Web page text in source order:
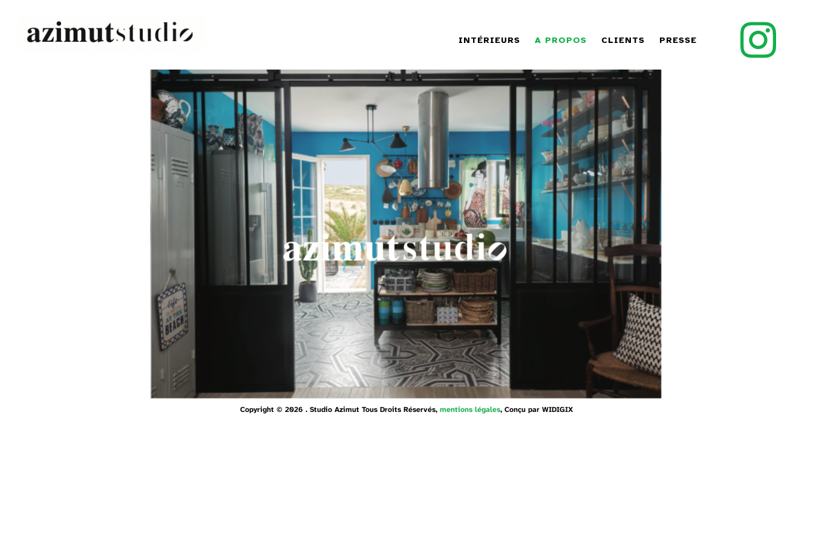
INTÉRIEURS A PROPOS CLIENTS PRESSE
Copyright © 2026 . Studio Azimut Tous Droits Réservés, mentions légales, Conçu par WIDIGIX